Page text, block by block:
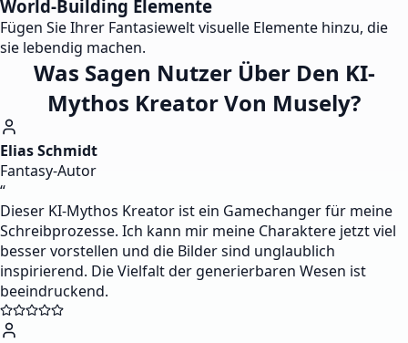
World-Building Elemente
Fügen Sie Ihrer Fantasiewelt visuelle Elemente hinzu, die
sie lebendig machen.
Was Sagen Nutzer Über Den KI-
Mythos Kreator Von Musely?
Elias Schmidt
Fantasy-Autor
“
Dieser KI-Mythos Kreator ist ein Gamechanger für meine
Schreibprozesse. Ich kann mir meine Charaktere jetzt viel
besser vorstellen und die Bilder sind unglaublich
inspirierend. Die Vielfalt der generierbaren Wesen ist
beeindruckend.